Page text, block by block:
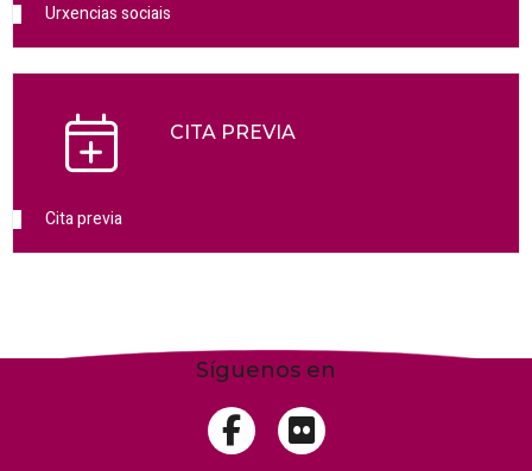
Urxencias sociais
CITA PREVIA
Cita previa
Síguenos en